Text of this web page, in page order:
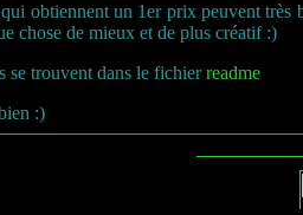
obtiennent un 1er prix peuvent
chose de mieux et de plus créatif :)
se trouvent dans le fichierreadme
:)